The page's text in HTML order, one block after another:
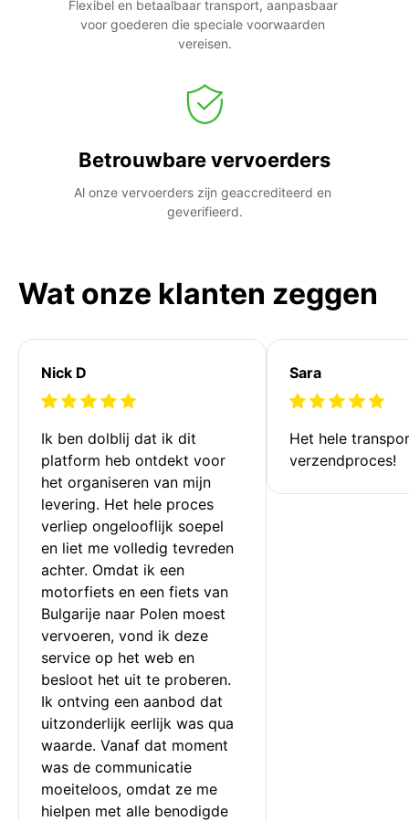
Flexibel en betaalbaar transport, aanpasbaar
voor goederen die speciale voorwaarden
vereisen.
Betrouwbare vervoerders
Al onze vervoerders zijn geaccrediteerd en
geverifieerd.
Wat onze klanten zeggen
Nick D
Ik ben dolblij dat ik dit
platform heb ontdekt voor
het organiseren van mijn
levering. Het hele proces
verliep ongelooflijk soepel
en liet me volledig tevreden
achter. Omdat ik een
motorfiets en een fiets van
Bulgarije naar Polen moest
vervoeren, vond ik deze
service op het web en
besloot het uit te proberen.
Ik ontving een aanbod dat
uitzonderlijk eerlijk was qua
waarde. Vanaf dat moment
was de communicatie
moeiteloos, omdat ze me
hielpen met alle benodigde
Sara
Het hele
verzendproces!